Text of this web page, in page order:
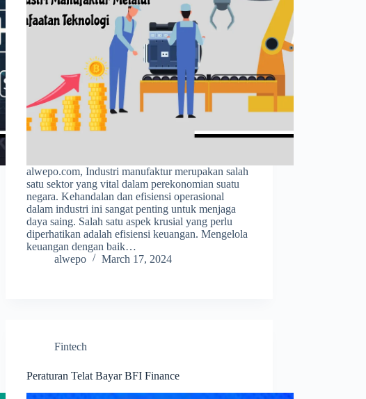
alwepo.com, Industri manufaktur merupakan salah
satu sektor yang vital dalam perekonomian suatu
negara. Kehandalan dan efisiensi operasional
dalam industri ini sangat penting untuk menjaga
daya saing. Salah satu aspek krusial yang perlu
diperhatikan adalah efisiensi keuangan. Mengelola
keuangan dengan baik…
alwepo
March 17, 2024
Fintech
Peraturan Telat Bayar BFI Finance